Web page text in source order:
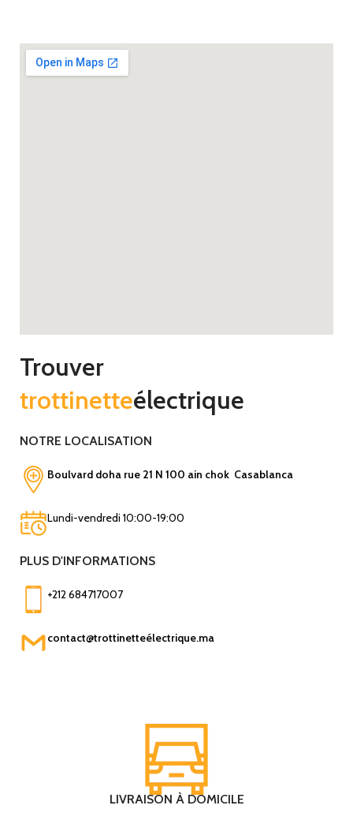
Trouver
trottinetteélectrique
NOTRE LOCALISATION
Boulvard doha rue 21 N 100 ain chok Casablanca
Lundi-vendredi 10:00-19:00
PLUS D'INFORMATIONS
+212 684717007
contact@trottinetteélectrique.ma
LIVRAISON À DOMICILE